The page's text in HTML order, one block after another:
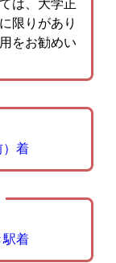
は、大学正
限りがあり
をお勧めい
）着
駅着